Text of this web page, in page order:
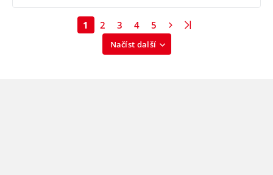
Načíst další
1 2 3 4 5